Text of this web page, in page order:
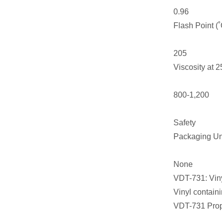
0.96
Flash Point
205
Viscosity at
800-1,200
Safety
Packaging
None
VDT-731:
Vinyl
VDT-731